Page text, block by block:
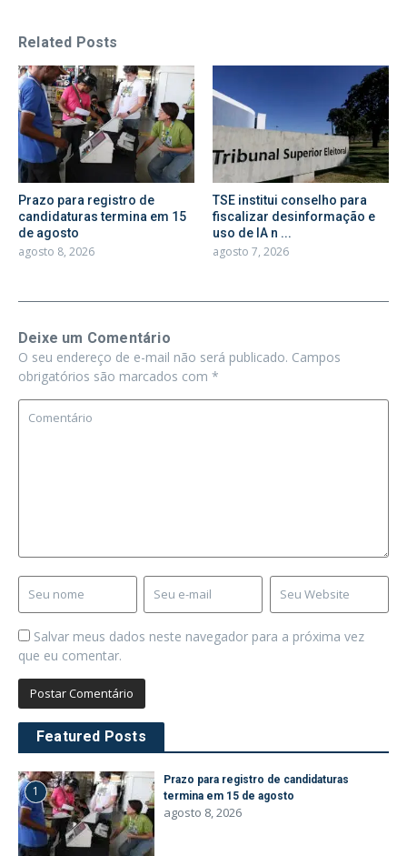
Related Posts
Prazo para registro de
candidaturas termina em 15
de agosto
agosto 8, 2026
TSE institui conselho para
fiscalizar desinformação e
uso de IA n ...
agosto 7, 2026
Deixe um Comentário
O seu endereço de e-mail não será publicado. Campos
obrigatórios são marcados com *
Salvar meus dados neste navegador para a próxima vez
que eu comentar.
Featured Posts
1
Prazo para registro de candidaturas
termina em 15 de agosto
agosto 8, 2026